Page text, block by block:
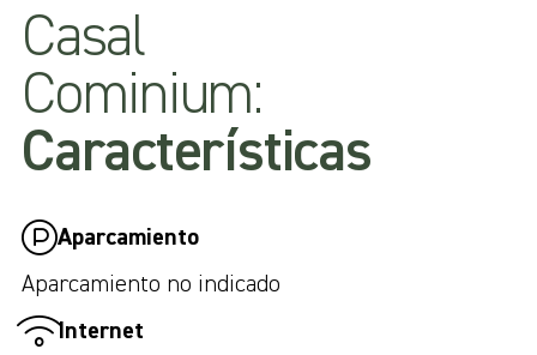
Casal
Cominium:
Características
Aparcamiento
Aparcamiento no indicado
Internet